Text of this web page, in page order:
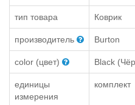
тип товара Коврик
производитель Burton
color (цвет) Black
единицы
измерения
комплект